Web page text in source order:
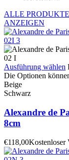
ALLE
ANZEIGEN
Ausführung wählen
Die Optionen
Beige
Schwarz
Alexandre de
8cm
€118,00Kostenloser